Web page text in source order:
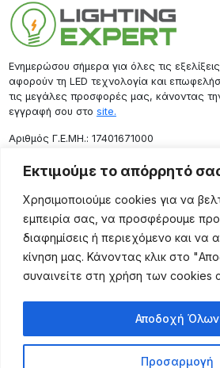
Εκτιμούμε το απόρρητό
Χρησιμοποιούμε cookies για να
εμπειρία σας, να προσφέρουμε
διαφημίσεις ή περιεχόμενο και να
κίνηση μας. Κάνοντας κλικ στο
συναινείτε στη χρήση των cookies
Προσαρμογή
Αποδοχή Όλων
Ενημερώσου σήμερα για όλες τις
αφορούν τη LED τεχνολογία και
τις μεγάλες προσφορές μας, κάνοντας
εγγραφή σου στο site.
Aριθμός Γ.Ε.ΜΗ.: 17401671000
Επικοινωνία
Ρόδου 133, Αθήνα 10443
(+30) 211 725 5427
sales@lightingexpert.gr
Χρήσιμες Σελίδες
Προϊόντα